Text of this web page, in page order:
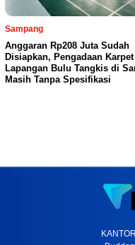
Sampang
Anggaran Rp208 Juta Sudah
Disiapkan, Pengadaan
Lapangan Bulu Tangkis di
Masih Tanpa Spesifikasi